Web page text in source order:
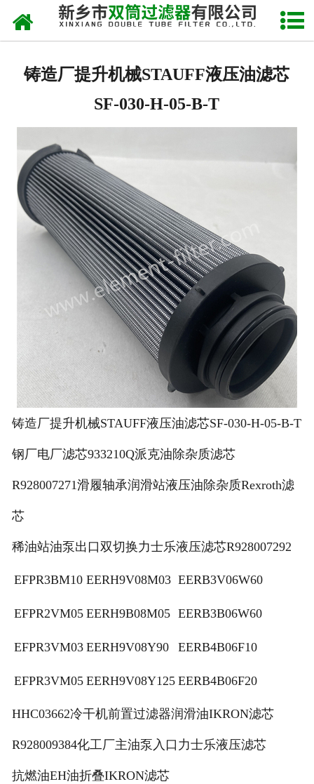
网站首页
新闻中心
产品快讯
联系我们
网站地图
铸造厂提升机械STAUFF液压油滤芯
SF-030-H-05-B-T
铸造厂提升机械STAUFF液压油滤芯SF-030-H-05-B-T
钢厂电厂滤芯933210Q派克油除杂质滤芯
R928007271滑履轴承润滑站液压油除杂质Rexroth滤
芯
稀油站油泵出口双切换力士乐液压滤芯R928007292
EFPR3BM10 EERH9V08M03 EERB3V06W60
EFPR2VM05 EERH9B08M05 EERB3B06W60
EFPR3VM03 EERH9V08Y90 EERB4B06F10
EFPR3VM05 EERH9V08Y125 EERB4B06F20
HHC03662冷干机前置过滤器润滑油IKRON滤芯
R928009384化工厂主油泵入口力士乐液压滤芯
抗燃油EH油折叠IKRON滤芯